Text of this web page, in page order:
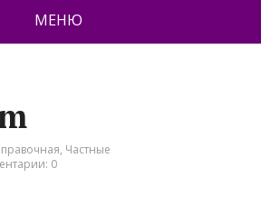
МЕНЮ
, Частные
0